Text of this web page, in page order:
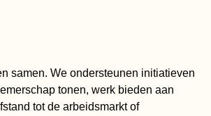
samen. We ondersteunen initiatieven
tonen, werk bieden aan
tot de arbeidsmarkt of